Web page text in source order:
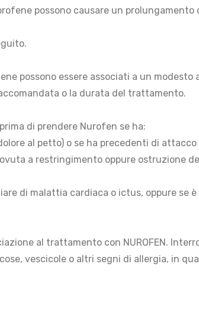
possono causare un prolungamento
possono essere associati a un
o la durata del trattamento.
di prendere Nurofen se ha:
al petto) o se ha precedenti di
a restringimento oppure ostruzione
di malattia cardiaca o ictus, oppure se
al trattamento con NUROFEN.
vescicole o altri segni di allergia, in